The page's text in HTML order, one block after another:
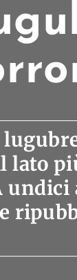
lato
undici